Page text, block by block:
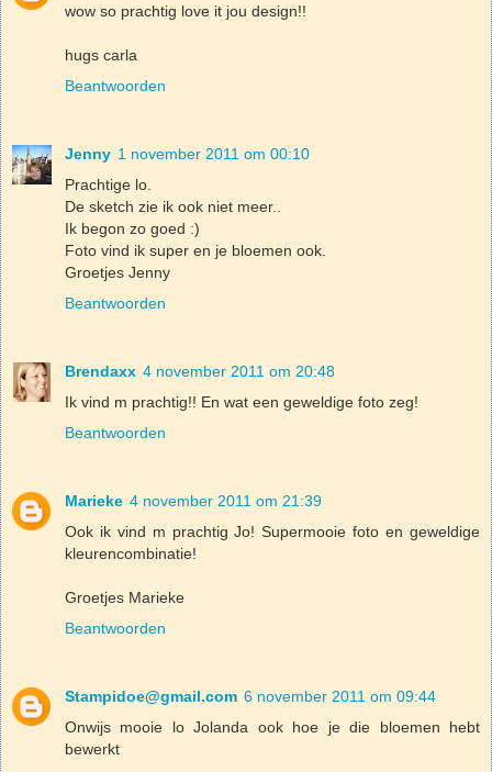
wow so prachtig love it jou design!!
hugs carla
Beantwoorden
Jenny 1 november 2011 om 00:10
Prachtige lo.
De sketch zie ik ook niet meer..
Ik begon zo goed :)
Foto vind ik super en je bloemen ook.
Groetjes Jenny
Beantwoorden
Brendaxx 4 november 2011 om 20:48
Ik vind m prachtig!! En wat een geweldige foto zeg!
Beantwoorden
Marieke 4 november 2011 om 21:39
Ook ik vind m prachtig Jo! Supermooie foto en geweldige
kleurencombinatie!
Groetjes Marieke
Beantwoorden
Stampidoe@gmail.com 6 november 2011 om 09:44
Onwijs mooie lo Jolanda ook hoe je die bloemen hebt
bewerkt